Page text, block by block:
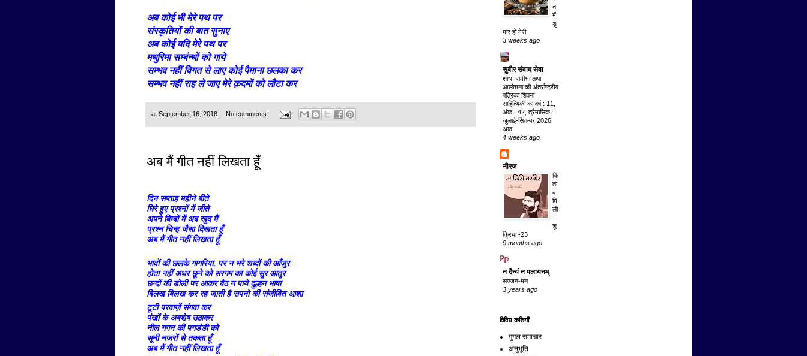
अब कोई भी मेरे पथ पर
संस्कृतियों की बात सुनाए
अब कोई यदि मेरे पथ पर
मधुरिमा सम्बंन्धों को गाये
सम्भव नहीं विगत से लाए कोई पैमाना छलका कर
सम्भव नहीं राह ले जाए मेरे क़दमों को लौटा कर
at September 16, 2018 No comments:
अब मैं गीत नहीं लिखता हूँ
दिन सप्ताह महीने बीते
घिरे हुए प्रश्नों में जीते
अपने बिम्बों में अब खुद मैं
प्रश्न चिन्ह जैसा दिखता हूँ
अब मैं गीत नहीं लिखता हूँ
भावों की छलके गागरिया, पर न भरे शब्दों की आँजुर
होता नहीं अधर छूने को सरगम का कोई सुर आतुर
छन्दों की डोली पर आकर बैठ न पाये दुल्हन भाषा
बिलख बिलख कर रह जाती है सपनो की संजीवित आशा
टूटी परवाज़ें संगवा कर
पंखों के अबशेष उठाकर
नील गगन की पगडंडी को
सूनी नजरों से तकता हूँ
अब मैं गीत नहीं लिखता हूँ
त
में
शु
मार हो मेरी
3 weeks ago
सुबीर संवाद सेवा
शोध, समीक्षा तथा
आलोचना की अंतर्राष्ट्रीय
पत्रिका शिवना
साहित्यिकी का वर्ष : 11,
अंक : 42, त्रैमासिक :
जुलाई-सितम्बर 2026
अंक
4 weeks ago
नीरज
कि
ता
ब
मि
ली
-
शु
क्रिया -23
9 months ago
न दैन्यं न पलायनम्
सज्जन-मन
3 years ago
विविध कडियाँ
गुगल समाचार
अनुभूति